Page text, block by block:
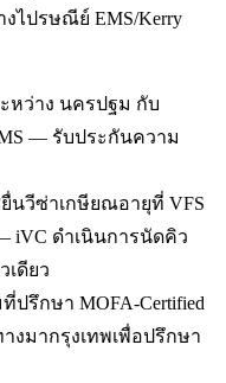
ไปรษณีย์ EMS/Kerry
หว่าง นครปฐม กับ
— รับประกันความ
นวีซ่าเกษียณอายุที่ VFS
iVC ดำเนินการนัดคิว
ดียว
ปรึกษา MOFA-Certified
มากรุงเทพเพื่อปรึกษา